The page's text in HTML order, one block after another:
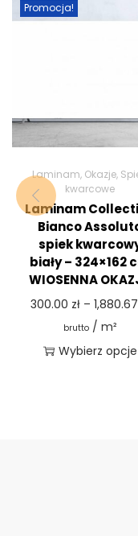
Promocja!
Laminam, Okazje,
kwarcowe
Laminam
Bianco
spiek
biały – 324×162
WIOSENNA
300.00 zł – 1,880.67
brutto/ m²
Wybierz opcje